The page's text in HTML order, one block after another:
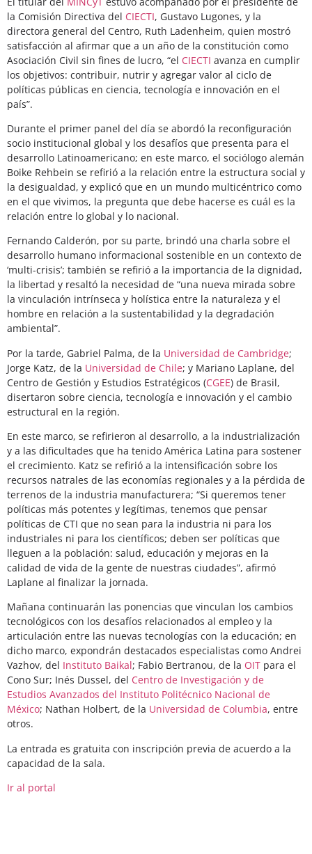
la Comisión Directiva del CIECTI, Gustavo Lugones, y la
directora general del Centro, Ruth Ladenheim, quien mostró
satisfacción al afirmar que a un año de la constitución como
Asociación Civil sin fines de lucro, “el CIECTI avanza en cumplir
los objetivos: contribuir, nutrir y agregar valor al ciclo de
políticas públicas en ciencia, tecnología e innovación en el
país”.
Durante el primer panel del día se abordó la reconfiguración
socio institucional global y los desafíos que presenta para el
desarrollo Latinoamericano; en este marco, el sociólogo alemán
Boike Rehbein se refirió a la relación entre la estructura social y
la desigualdad, y explicó que en un mundo multicéntrico como
en el que vivimos, la pregunta que debe hacerse es cuál es la
relación entre lo global y lo nacional.
Fernando Calderón, por su parte, brindó una charla sobre el
desarrollo humano informacional sostenible en un contexto de
‘multi-crisis’; también se refirió a la importancia de la dignidad,
la libertad y resaltó la necesidad de “una nueva mirada sobre
la vinculación intrínseca y holística entre la naturaleza y el
hombre en relación a la sustentabilidad y la degradación
ambiental”.
Por la tarde, Gabriel Palma, de la Universidad de Cambridge;
Jorge Katz, de la Universidad de Chile; y Mariano Laplane, del
Centro de Gestión y Estudios Estratégicos (CGEE) de Brasil,
disertaron sobre ciencia, tecnología e innovación y el cambio
estructural en la región.
En este marco, se refirieron al desarrollo, a la industrialización
y a las dificultades que ha tenido América Latina para sostener
el crecimiento. Katz se refirió a la intensificación sobre los
recursos natrales de las economías regionales y a la pérdida de
terrenos de la industria manufacturera; “Si queremos tener
políticas más potentes y legítimas, tenemos que pensar
políticas de CTI que no sean para la industria ni para los
industriales ni para los científicos; deben ser políticas que
lleguen a la población: salud, educación y mejoras en la
calidad de vida de la gente de nuestras ciudades”, afirmó
Laplane al finalizar la jornada.
Mañana continuarán las ponencias que vinculan los cambios
tecnológicos con los desafíos relacionados al empleo y la
articulación entre las nuevas tecnologías con la educación; en
dicho marco, expondrán destacados especialistas como Andrei
Vazhov, del Instituto Baikal; Fabio Bertranou, de la OIT para el
Cono Sur; Inés Dussel, del Centro de Investigación y de
Estudios Avanzados del Instituto Politécnico Nacional de
México; Nathan Holbert, de la Universidad de Columbia, entre
otros.
La entrada es gratuita con inscripción previa de acuerdo a la
capacidad de la sala.
Ir al portal